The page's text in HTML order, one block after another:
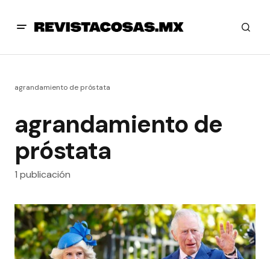
agrandamiento de próstata
agrandamiento de
próstata
1 publicación